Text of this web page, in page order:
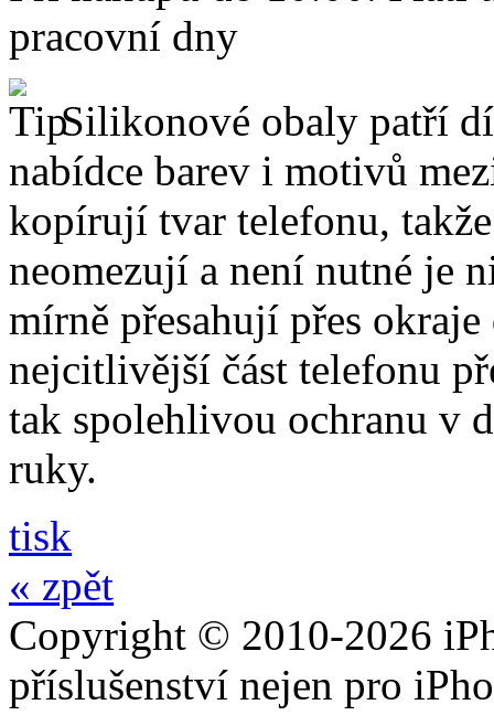
pracovní dny
Silikonové obaly patří
nabídce barev i motivů
kopírují tvar telefonu,
neomezují a není nutné je
mírně přesahují přes
nejcitlivější část telefonu
tak spolehlivou ochranu v
ruky.
tisk
« zpět
Copyright © 2010-2026
příslušenství nejen pro